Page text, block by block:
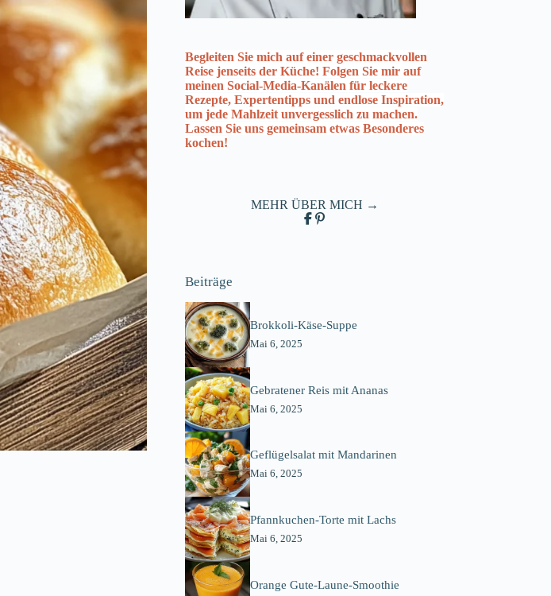
Begleiten Sie mich auf einer geschmackvollen
Reise jenseits der Küche! Folgen Sie mir auf
meinen Social-Media-Kanälen für leckere
Rezepte, Expertentipps und endlose Inspiration,
um jede Mahlzeit unvergesslich zu machen.
Lassen Sie uns gemeinsam etwas Besonderes
kochen!
MEHR ÜBER MICH →
Beiträge
Brokkoli-Käse-Suppe
Mai 6, 2025
Gebratener Reis mit Ananas
Mai 6, 2025
Geflügelsalat mit Mandarinen
Mai 6, 2025
Pfannkuchen-Torte mit Lachs
Mai 6, 2025
Orange Gute-Laune-Smoothie